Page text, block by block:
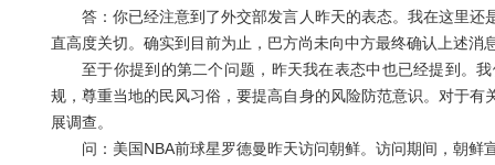
答：你已经注意到了外交部发言人昨天的表态。我在这里还
直高度关切。确实到目前为止，巴方尚未向中方最终确认上述
至于你提到的第二个问题，昨天我在表态中也已经提到。我
规，尊重当地的民风习俗，要提高自身的风险防范意识。对于
展调查。
问：美国NBA前球星罗德曼昨天访问朝鲜。访问期间，朝鲜